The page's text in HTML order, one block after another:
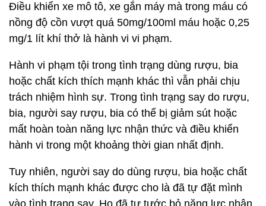
Điều khiển xe mô tô, xe gắn máy mà trong máu có
nồng độ cồn vượt quá 50mg/100ml máu hoặc 0,25
mg/1 lít khí thở là hành vi vi phạm.
Hành vi phạm tội trong tình trạng dùng rượu, bia
hoặc chất kích thích mạnh khác thì vẫn phải chịu
trách nhiệm hình sự. Trong tình trạng say do rượu,
bia, người say rượu, bia có thể bị giảm sút hoặc
mất hoàn toàn năng lực nhận thức và điều khiển
hành vi trong một khoảng thời gian nhất định.
Tuy nhiên, người say do dùng rượu, bia hoặc chất
kích thích mạnh khác được cho là đã tự đặt mình
vào tình trạng say. Họ đã tự tước bỏ năng lực nhận